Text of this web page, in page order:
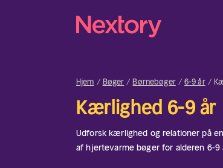
Hjem Bøger Børnebøger 6-9 år
Kærlighed 6-9 år
Udforsk kærlighed og relationer på
af hjertevarme bøger for alderen 6-9